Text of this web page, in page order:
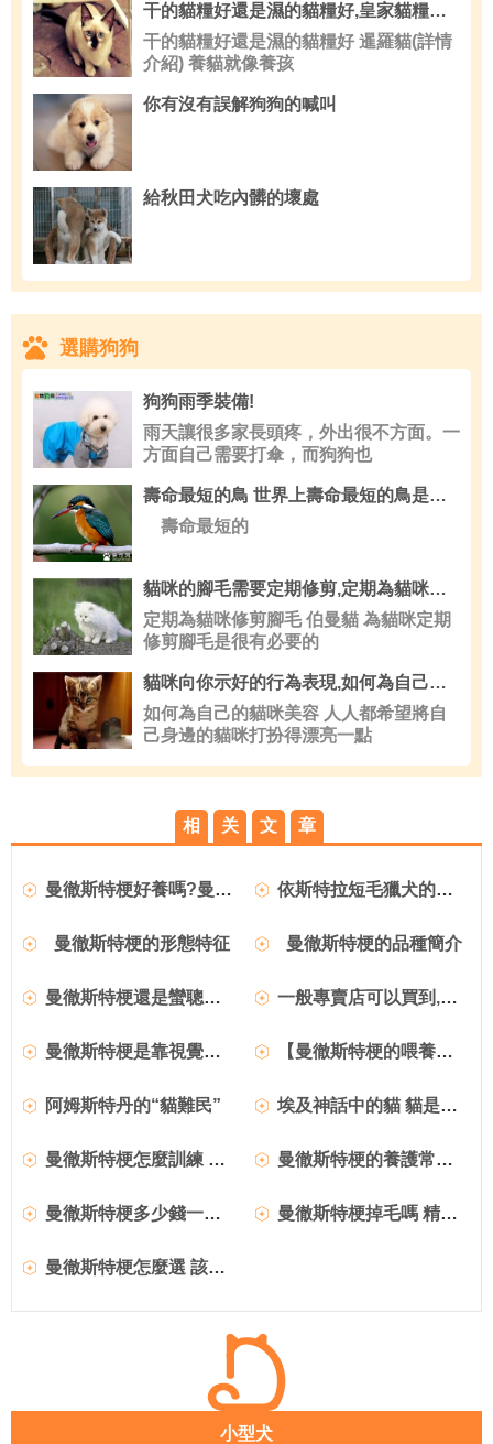
干的貓糧好還是濕的貓糧好,皇家貓糧哪種好
干的貓糧好還是濕的貓糧好 暹羅貓(詳情
介紹) 養貓就像養孩
你有沒有誤解狗狗的喊叫
給秋田犬吃內髒的壞處
選購狗狗
狗狗雨季裝備!
雨天讓很多家長頭疼，外出很不方面。一
方面自己需要打傘，而狗狗也
壽命最短的鳥 世界上壽命最短的鳥是翠鳥
壽命最短的
貓咪的腳毛需要定期修剪,定期為貓咪修剪腳毛
定期為貓咪修剪腳毛 伯曼貓 為貓咪定期
修剪腳毛是很有必要的
貓咪向你示好的行為表現,如何為自己的貓咪美容
如何為自己的貓咪美容 人人都希望將自
己身邊的貓咪打扮得漂亮一點
相 关 文 章
曼徹斯特梗好養嗎?曼徹斯特梗圖片|價格|訓練 依斯特拉短毛獵犬的性格特點_外形特征_習性_飼養
曼徹斯特梗的形態特征 曼徹斯特梗的品種簡介
曼徹斯特梗還是蠻聰明的,曼徹斯特梗發燒怎麼辦 一般專賣店可以買到,曼徹斯特梗發燒怎麼辦
曼徹斯特梗是靠視覺狩獵,曼徹斯特梗發燒怎麼辦 【曼徹斯特梗的喂養知識】 曼徹斯特梗的飼養要點
阿姆斯特丹的“貓難民” 埃及神話中的貓 貓是貝斯特女神的化身
曼徹斯特梗怎麼訓練 嚴厲訓斥且恩威並施 曼徹斯特梗的養護常識 易患疾病的預防
曼徹斯特梗多少錢一只 該犬是捕鼠能手 曼徹斯特梗掉毛嗎 精力充沛的伴侶犬
曼徹斯特梗怎麼選 該犬前肢非常長
小型犬